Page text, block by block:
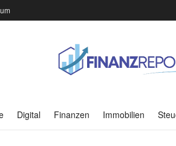
Digital Finanzen Immobilien